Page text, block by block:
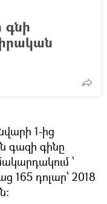
1-ից
գազի գինը
՝
դոլար՝ 2018